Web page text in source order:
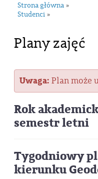
Strona główna »
Studenci »
Plany zajęć
Uwaga: Plan może
Rok
semestr letni
Tygodniowy
kierunku